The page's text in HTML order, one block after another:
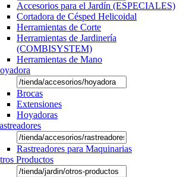
Accesorios para el Jardín (ESPECIALES)
Cortadora de Césped Helicoidal
Herramientas de Corte
Herramientas de Jardinería
(COMBISYSTEM)
Herramientas de Mano
Brocas
Extensiones
Hoyadoras
Rastreadores para Maquinarias
Productos